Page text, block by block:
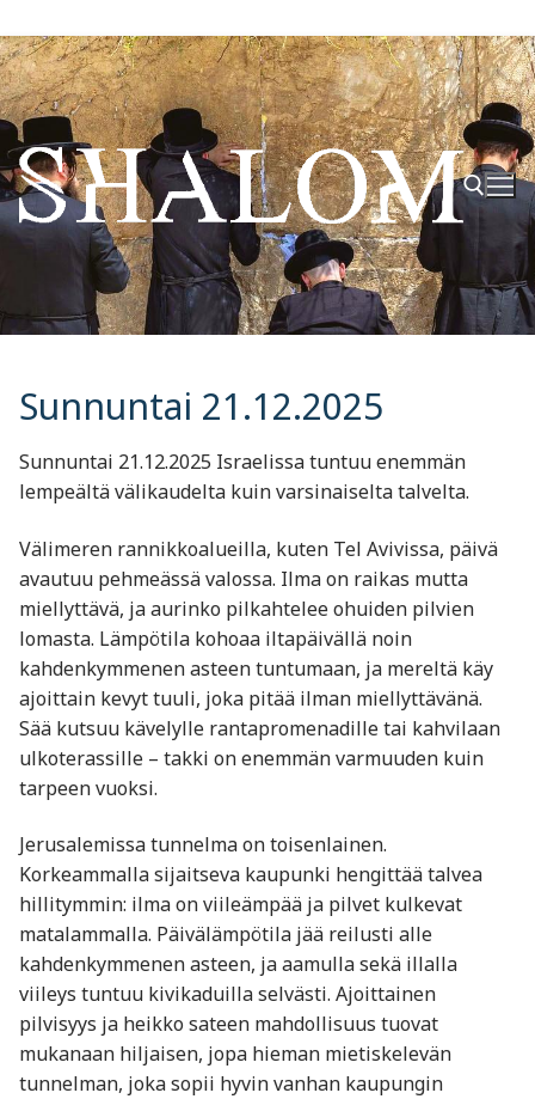
Hyppää
sisältöön
Hae:
Sunnuntai 21.12.2025
Sunnuntai 21.12.2025 Israelissa tuntuu enemmän
lempeältä välikaudelta kuin varsinaiselta talvelta.
Välimeren rannikkoalueilla, kuten Tel Avivissa, päivä
avautuu pehmeässä valossa. Ilma on raikas mutta
miellyttävä, ja aurinko pilkahtelee ohuiden pilvien
lomasta. Lämpötila kohoaa iltapäivällä noin
kahdenkymmenen asteen tuntumaan, ja mereltä käy
ajoittain kevyt tuuli, joka pitää ilman miellyttävänä.
Sää kutsuu kävelylle rantapromenadille tai kahvilaan
ulkoterassille – takki on enemmän varmuuden kuin
tarpeen vuoksi.
Jerusalemissa tunnelma on toisenlainen.
Korkeammalla sijaitseva kaupunki hengittää talvea
hillitymmin: ilma on viileämpää ja pilvet kulkevat
matalammalla. Päivälämpötila jää reilusti alle
kahdenkymmenen asteen, ja aamulla sekä illalla
viileys tuntuu kivikaduilla selvästi. Ajoittainen
pilvisyys ja heikko sateen mahdollisuus tuovat
mukanaan hiljaisen, jopa hieman mietiskelevän
tunnelman, joka sopii hyvin vanhan kaupungin